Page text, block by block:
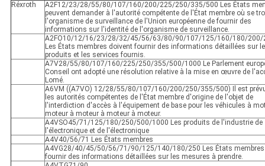
Réxroth
A2F12/23/28/55/80/107/160/200/225/250/335/500 Les États
peuvent demander à l'autorité compétente de l'État membre où se
l'organisme de surveillance de l'Union européenne de fournir des
informations sur l'identité de l'organisme de surveillance.
A2FO10/12/16/23/28/32/45/56/63/80/90/107/125/160/180/200/
Les États membres doivent fournir des informations détaillées sur
produits et les services fournis.
A7V28/55/80/107/160/225/250/355/500/1000 Le Parlement
Conseil ont adopté une résolution relative à la mise en œuvre de
Lomé.
A6VM ((A7VO) 12/28/55/80/107/160/200/250/355/500) Il est
les autorités compétentes de l'État membre d'origine de l'objet de
l'interdiction d'accès à l'équipement de base pour les véhicules à
moteur à moteur à moteur à moteur.
A4VSO45/71/125/180/250/500/1000 Les produits de l'industrie de
l'électronique et de l'électronique
A4V40/56/71 Les États membres
A4VG28/40/45/50/56/71/90/125/140/180/250 Les États membres
fournir des informations détaillées sur les mesures à prendre.